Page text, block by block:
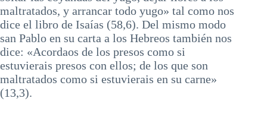
maltratados, y arrancar todo yugo» tal como nos
dice el libro de Isaías (58,6). Del mismo modo
san Pablo en su carta a los Hebreos también nos
dice: «Acordaos de los presos como si
estuvierais presos con ellos; de los que son
maltratados como si estuvierais en su carne»
(13,3).